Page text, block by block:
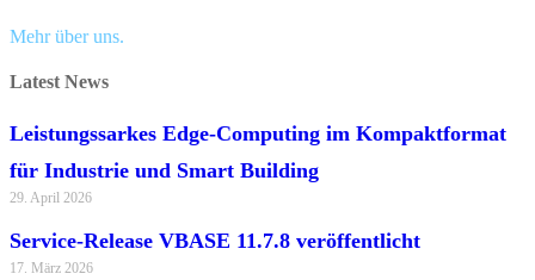
Mehr über uns.
Latest News
Leistungssarkes Edge-Computing im Kompaktformat
für Industrie und Smart Building
29. April 2026
Service-Release VBASE 11.7.8 veröffentlicht
17. März 2026